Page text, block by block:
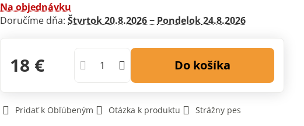
Na objednávku
Doručíme dňa:Štvrtok20.8.2026 − Pondelok24.8.2026
18 € Do košíka
Pridať k Obľúbeným Otázka k produktu Strážny pes